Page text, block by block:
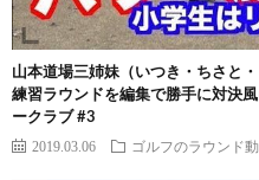
山本道場三姉妹（いつき・ちさと
練習ラウンドを編集で勝手に対決
ークラブ #3
2019.03.06 ゴルフのラウンド